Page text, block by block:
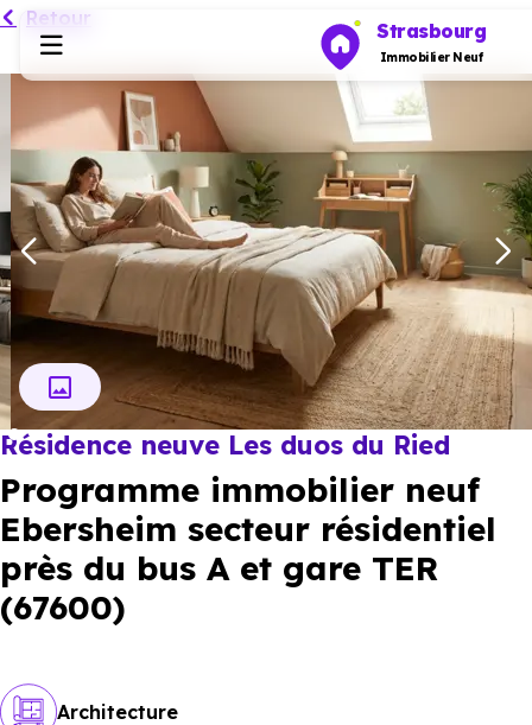
Strasbourg
Immobilier Neuf
Programmes neufs
Habiter
Investir
Actualités
Ressources
Financer
Retour
Résidence neuve Les duos du Ried
Programme immobilier neuf
Ebersheim secteur résidentiel
près du bus A et gare TER
(67600)
Architecture